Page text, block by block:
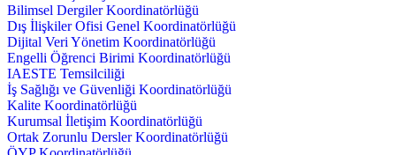
Bilimsel Dergiler Koordinatörlüğü
Dış İlişkiler Ofisi Genel Koordinatörlüğü
Dijital Veri Yönetim Koordinatörlüğü
Engelli Öğrenci Birimi Koordinatörlüğü
IAESTE Temsilciliği
İş Sağlığı ve Güvenliği Koordinatörlüğü
Kalite Koordinatörlüğü
Kurumsal İletişim Koordinatörlüğü
Ortak Zorunlu Dersler Koordinatörlüğü